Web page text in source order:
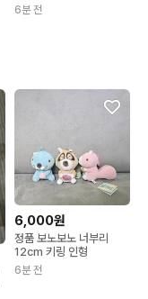
6분 전
6,000원
정품 보노보노 너부리
12cm 키링 인형
6분 전